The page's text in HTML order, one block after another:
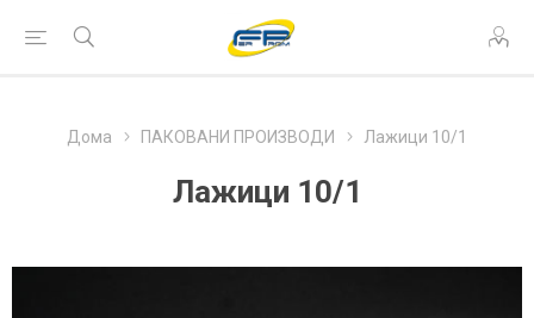
Дома ПАКОВАНИ ПРОИЗВОДИ Лажици 10/1
Лажици 10/1